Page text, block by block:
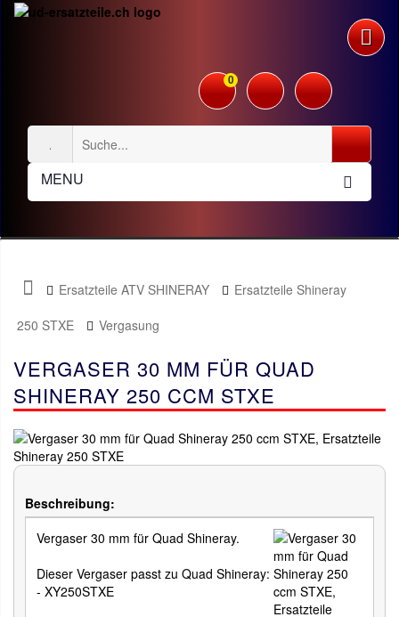
0
MENU
Ersatzteile ATV SHINERAY
Ersatzteile Shineray
250 STXE
Vergasung
VERGASER 30 MM FÜR QUAD
SHINERAY 250 CCM STXE
Beschreibung:
Vergaser 30 mm für Quad Shineray.
Dieser Vergaser passt zu Quad Shineray:
- XY250STXE